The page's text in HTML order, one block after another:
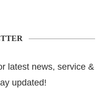
latest news, service &
updated!